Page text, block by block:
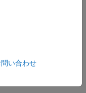
い合わせ